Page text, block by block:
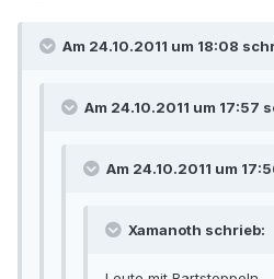
Am 24.10.2011 um 18:08
Am 24.10.2011 um 17:57
Am 24.10.2011 um
Xamanoth schrieb: